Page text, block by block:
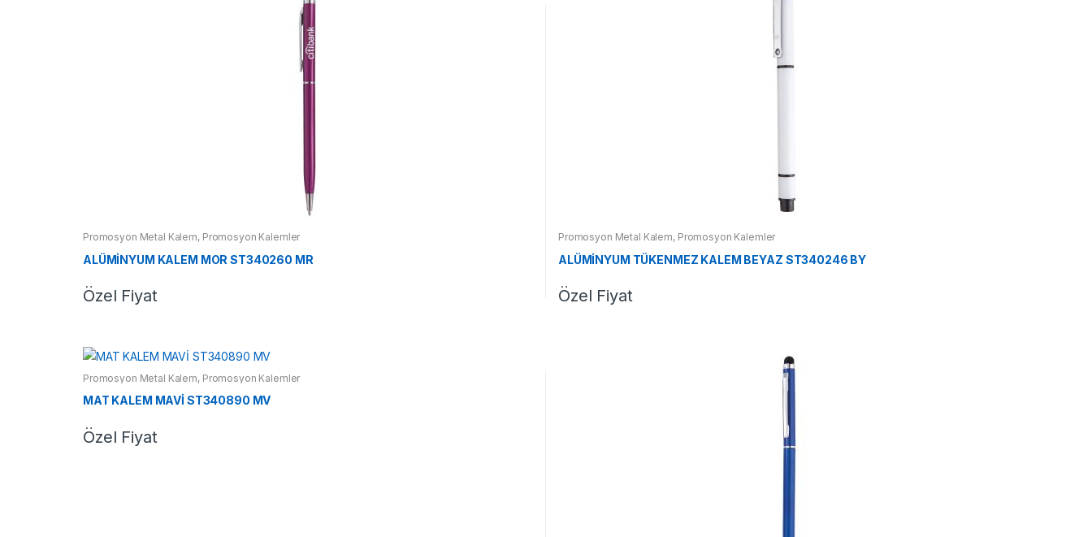
Promosyon Metal Kalem, Promosyon Kalemler
ALÜMİNYUM KALEM MOR ST340260 MR
Özel Fiyat
Promosyon Metal Kalem, Promosyon Kalemler
ALÜMİNYUM TÜKENMEZ KALEM BEYAZ ST340246 BY
Özel Fiyat
Promosyon Metal Kalem, Promosyon Kalemler
MAT KALEM MAVİ ST340890 MV
Özel Fiyat